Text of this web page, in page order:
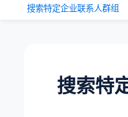
搜索特定企业联系人群组
搜索特